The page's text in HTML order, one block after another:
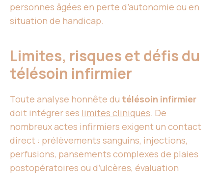
personnes âgées en perte d’autonomie ou en
situation de handicap.
Limites, risques et défis du
télésoin infirmier
Toute analyse honnête du télésoin infirmier
doit intégrer ses limites cliniques. De
nombreux actes infirmiers exigent un contact
direct : prélèvements sanguins, injections,
perfusions, pansements complexes de plaies
postopératoires ou d’ulcères, évaluation